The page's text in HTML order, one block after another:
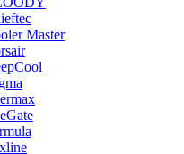
Master